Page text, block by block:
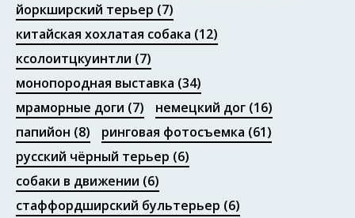
йоркширский терьер (7)
китайская хохлатая собака (12)
ксолоитцкуинтли (7)
монопородная выставка (34)
мраморные доги (7) немецкий дог (16)
папийон (8) ринговая фотосъемка (61)
русский чёрный терьер (6)
собаки в движении (6)
стаффордширский бультерьер (6)